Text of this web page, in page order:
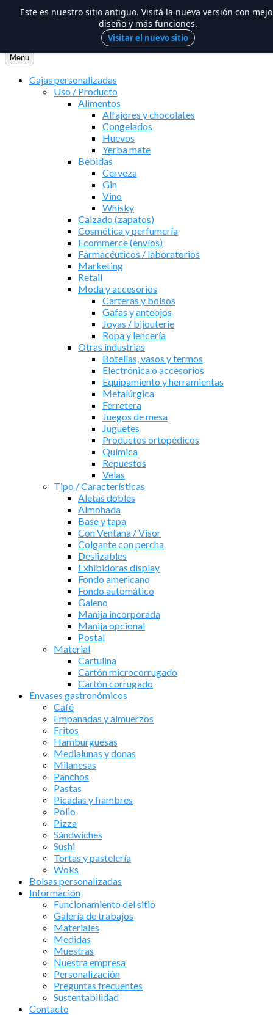
al
contenido
Menu
Cajas personalizadas
Uso / Producto
Alimentos
Alfajores y chocolates
Congelados
Huevos
Yerba mate
Bebidas
Cerveza
Gin
Vino
Whisky
Calzado (zapatos)
Cosmética y perfumería
Ecommerce (envíos)
Farmacéuticos / laboratorios
Marketing
Retail
Moda y accesorios
Carteras y bolsos
Gafas y anteojos
Joyas / bijouterie
Ropa y lencería
Otras industrias
Botellas, vasos y termos
Electrónica o accesorios
Equipamiento y herramientas
Metalúrgica
Ferretera
Juegos de mesa
Juguetes
Productos ortopédicos
Química
Repuestos
Velas
Tipo / Características
Aletas dobles
Almohada
Base y tapa
Con Ventana / Visor
Colgante con percha
Deslizables
Exhibidoras display
Fondo americano
Fondo automático
Galeno
Manija incorporada
Manija opcional
Postal
Material
Cartulina
Cartón microcorrugado
Cartón corrugado
Envases gastronómicos
Café
Empanadas y almuerzos
Fritos
Hamburguesas
Medialunas y donas
Milanesas
Panchos
Pastas
Picadas y fiambres
Pollo
Pizza
Sándwiches
Sushi
Tortas y pastelería
Woks
Bolsas personalizadas
Información
Funcionamiento del sitio
Galería de trabajos
Materiales
Medidas
Muestras
Nuestra empresa
Personalización
Preguntas frecuentes
Sustentabilidad
Contacto
Este es nuestro sitio antiguo. Visitá la nueva versión con
diseño y más funciones.
Visitar el nuevo sitio